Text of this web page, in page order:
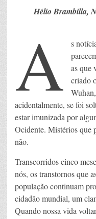
Hélio Brambilla,
A
s
as que
criado
acidentalmente, se foi
estar imunizada por
Ocidente. Mistérios que
não.
Transcorridos cinco
nós, os transtornos que
população continuam
cidadão mundial, um
Quando nossa vida